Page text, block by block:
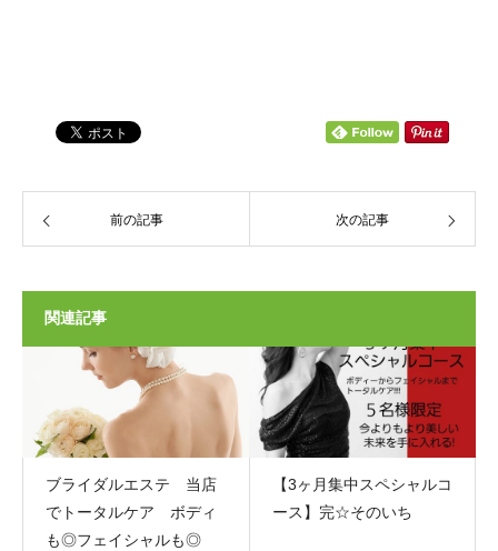
前の記事 次の記事
関連記事
ブライダルエステ 当店
でトータルケア ボディ
も◎フェイシャルも◎
【3ヶ月集中スペシャルコ
ース】完☆そのいち